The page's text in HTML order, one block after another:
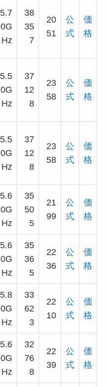
5.7
0G
Hz
38
35
7
20
51
公
式
価
格
5.5
0G
Hz
37
12
8
23
58
公
式
価
格
5.5
0G
Hz
37
12
8
23
58
公
式
価
格
5.6
0G
Hz
35
50
5
21
99
公
式
価
格
5.6
0G
Hz
35
36
5
22
36
公
式
価
格
5.8
0G
Hz
33
62
3
22
10
公
式
価
格
5.6
0G
Hz
32
76
8
22
39
公
式
価
格